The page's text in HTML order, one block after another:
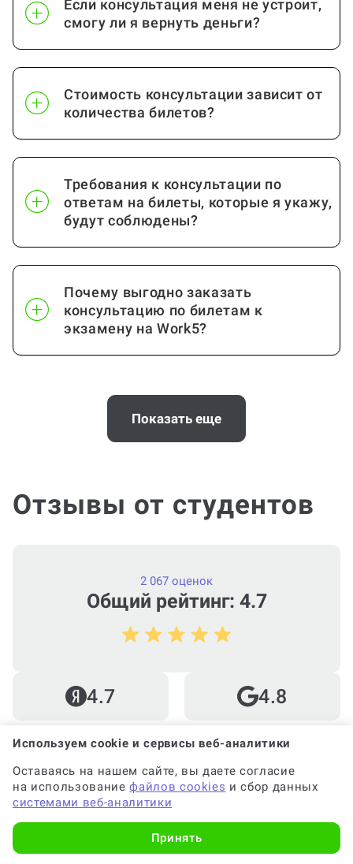
Если консультация меня не устроит,
смогу ли я вернуть деньги?
Стоимость консультации зависит от
количества билетов?
Требования к консультации по
ответам на билеты, которые я укажу,
будут соблюдены?
Почему выгодно заказать
консультацию по билетам к
экзамену на Work5?
Когда и как нужно оплачивать
Показать еще
Отзывы от студентов
Общий рейтинг: 4.7
2 067 оценок
4.7 4.8
Юлия Р.
Используем cookie и сервисы веб-аналитики
Оставаясь на нашем сайте, вы даете согласие
на использованиефайлов cookies и сбор данных
системами веб-аналитики
Принять